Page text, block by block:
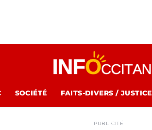
SOCIÉTÉ FAITS-DIVERS / JUSTICE
PUBLICITÉ